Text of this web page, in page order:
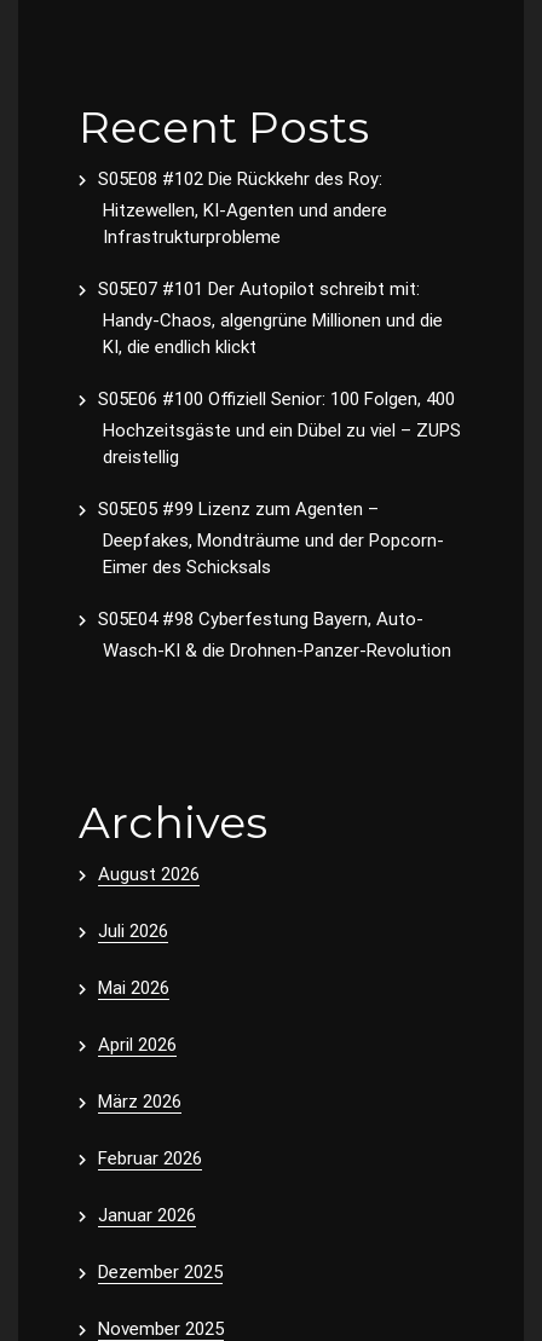
Recent Posts
S05E08 #102 Die Rückkehr des Roy:
Hitzewellen, KI-Agenten und andere
Infrastrukturprobleme
S05E07 #101 Der Autopilot schreibt mit:
Handy-Chaos, algengrüne Millionen und die
KI, die endlich klickt
S05E06 #100 Offiziell Senior: 100 Folgen, 400
Hochzeitsgäste und ein Dübel zu viel – ZUPS
dreistellig
S05E05 #99 Lizenz zum Agenten –
Deepfakes, Mondträume und der Popcorn-
Eimer des Schicksals
S05E04 #98 Cyberfestung Bayern, Auto-
Wasch-KI & die Drohnen-Panzer-Revolution
Archives
August 2026
Juli 2026
Mai 2026
April 2026
März 2026
Februar 2026
Januar 2026
Dezember 2025
November 2025